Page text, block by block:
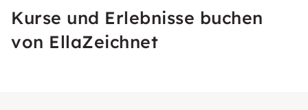
Kurse und Erlebnisse buchen
von EllaZeichnet